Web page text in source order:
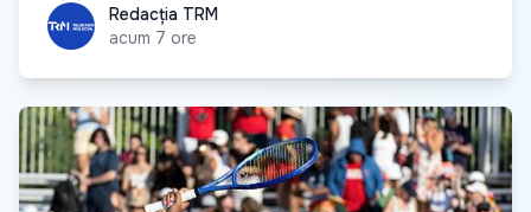
Redacția TRM
Redacția TRM
acum 7 ore